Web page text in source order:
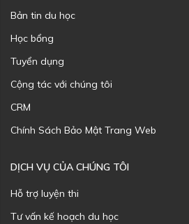
Bản tin du học
Học bổng
Tuyển dụng
Cộng tác với chúng tôi
CRM
Chính Sách Bảo Mật Trang Web
DỊCH VỤ CỦA CHÚNG TÔI
Hỗ trợ luyện thi
Tư vấn kế hoạch du học